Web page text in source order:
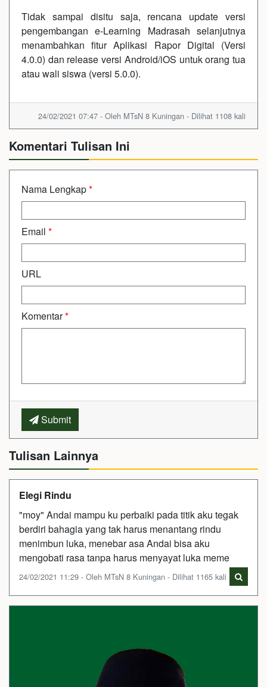
Tidak sampai disitu saja, rencana update versi
pengembangan e-Learning Madrasah selanjutnya
menambahkan fitur Aplikasi Rapor Digital (Versi
4.0.0) dan release versi Android/iOS untuk orang tua
atau wali siswa (versi 5.0.0).
24/02/2021 07:47 - Oleh MTsN 8 Kuningan - Dilihat 1108 kali
Komentari Tulisan Ini
Nama Lengkap*
Email *
URL
Komentar*
Submit
Tulisan Lainnya
Elegi Rindu
"moy" Andai mampu ku perbaiki pada titik aku tegak
berdiri bahagia yang tak harus menantang rindu
menimbun luka, menebar asa Andai bisa aku
mengobati rasa tanpa harus menyayat luka meme
24/02/2021 11:29 - Oleh MTsN 8 Kuningan - Dilihat 1165 kali